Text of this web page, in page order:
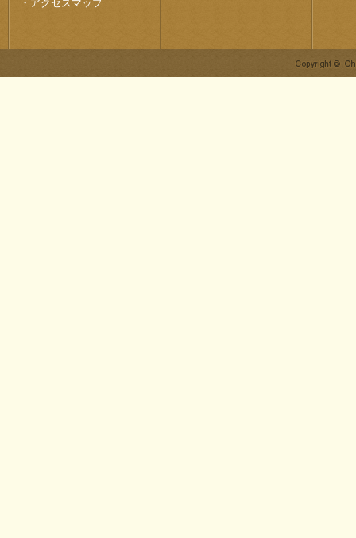
・ アクセスマップ